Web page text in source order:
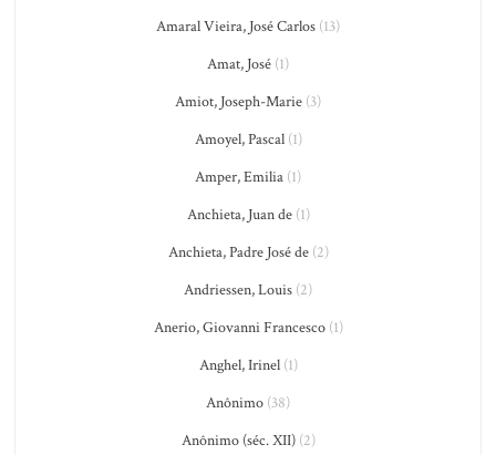
Amaral Vieira, José Carlos (13)
Amat, José (1)
Amiot, Joseph-Marie (3)
Amoyel, Pascal(1)
Amper, Emilia (1)
Anchieta, Juan de(1)
Anchieta, Padre José de(2)
Andriessen, Louis (2)
Anerio, Giovanni Francesco(1)
Anghel, Irinel(1)
Anônimo (38)
Anônimo (séc. XII)(2)